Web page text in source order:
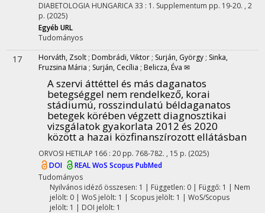
DIABETOLOGIA HUNGARICA33 : 1. Supplementum pp. 19-20. , 2
p. (2025)
Egyéb URL
Tudományos
17 Horváth, Zsolt ; Dombrádi, Viktor ; Surján, György ; Sinka,
Fruzsina Mária ; Surján, Cecília ; Belicza, Éva ✉
A szervi áttéttel és más daganatos
betegséggel nem rendelkező, korai
stádiumú, rosszindulatú béldaganatos
betegek körében végzett diagnosztikai
vizsgálatok gyakorlata 2012 és 2020
között a hazai közfinanszírozott ellátásban
ORVOSI HETILAP 166 : 20 pp. 768-782. , 15 p. (2025)
DOI
REALWoS Scopus PubMed
Tudományos
Nyilvános idéző összesen: 1 | Független: 0 | Függő: 1 | Nem
jelölt: 0 | WoS jelölt: 1 | Scopus jelölt: 1 | WoS/Scopus
jelölt: 1 | DOI jelölt: 1